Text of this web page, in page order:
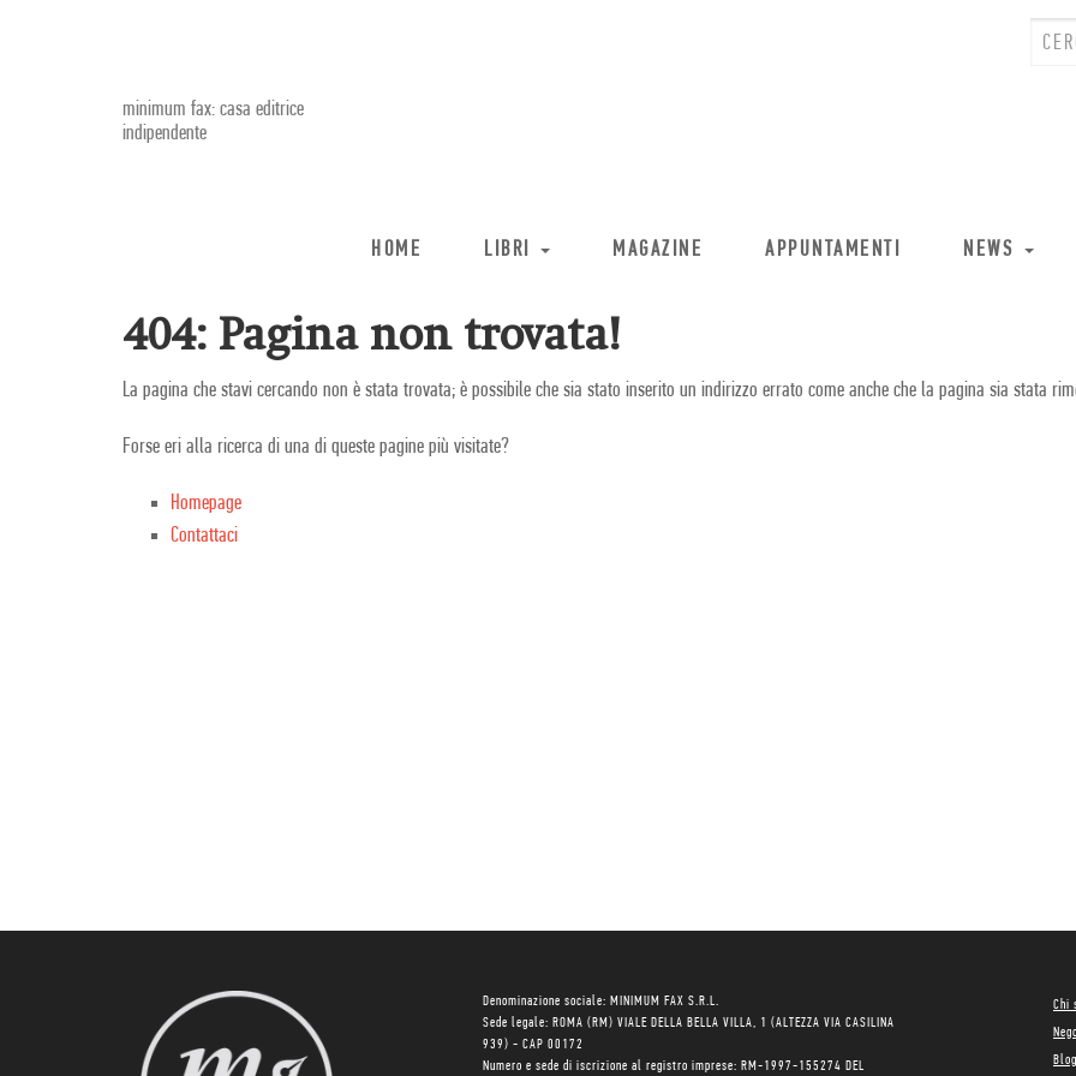
minimum fax: casa editrice
indipendente
HOME LIBRI MAGAZINE APPUNTAMENTI NEWS
404: Pagina non trovata!
La pagina che stavi cercando non è stata trovata; è possibile che sia stato inserito un indirizzo errato come anche che la pagina sia stata
Forse eri alla ricerca di una di queste pagine più visitate?
Homepage
Contattaci
Denominazione sociale: MINIMUM FAX S.R.L.
Sede legale: ROMA (RM) VIALE DELLA BELLA VILLA, 1 (ALTEZZA VIA CASILINA
939) - CAP 00172
Numero e sede di iscrizione al registro imprese: RM-1997-155274 DEL
Chi